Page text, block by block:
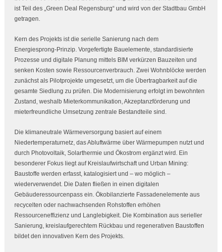
ist Teil des „Green Deal Regensburg“ und wird von der Stadtbau GmbH
getragen.
Kern des Projekts ist die serielle Sanierung nach dem
Energiesprong‑Prinzip. Vorgefertigte Bauelemente, standardisierte
Prozesse und digitale Planung mittels BIM verkürzen Bauzeiten und
senken Kosten sowie Ressourcenverbrauch. Zwei Wohnblöcke werden
zunächst als Pilotprojekte umgesetzt, um die Übertragbarkeit auf die
gesamte Siedlung zu prüfen. Die Modernisierung erfolgt im bewohnten
Zustand, weshalb Mieterkommunikation, Akzeptanzförderung und
mieterfreundliche Umsetzung zentrale Bestandteile sind.
Die klimaneutrale Wärmeversorgung basiert auf einem
Niedertemperaturnetz, das Abluftwärme über Wärmepumpen nutzt und
durch Photovoltaik, Solarthermie und Ökostrom ergänzt wird. Ein
besonderer Fokus liegt auf Kreislaufwirtschaft und Urban Mining:
Baustoffe werden erfasst, katalogisiert und – wo möglich –
wiederverwendet. Die Daten fließen in einen digitalen
Gebäuderessourcenpass ein. Ökobilanzierte Fassadenelemente aus
recycelten oder nachwachsenden Rohstoffen erhöhen
Ressourceneffizienz und Langlebigkeit. Die Kombination aus serieller
Sanierung, kreislaufgerechtem Rückbau und regenerativen Baustoffen
bildet den innovativen Kern des Projekts.